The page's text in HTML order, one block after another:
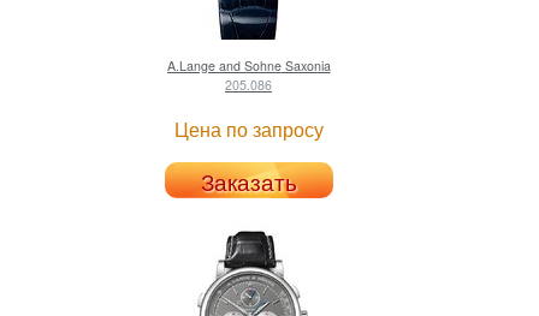
A.Lange and SohneSaxonia
205.086
Цена по запросу
Заказать